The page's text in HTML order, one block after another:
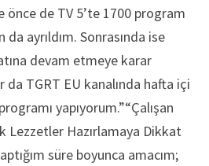
önce de TV 5’te 1700 program
ayrıldım. Sonrasında ise
devam etmeye karar
da TGRT EU kanalında hafta içi
yapıyorum.”“Çalışan
Lezzetler Hazırlamaya Dikkat
süre boyunca amacım;